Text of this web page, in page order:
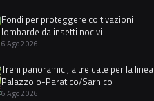
Fondi per proteggere coltivazioni
lombarde da insetti nocivi
6 Ago 2026
Treni panoramici, altre date per la linea
Palazzolo-Paratico/Sarnico
6 Ago 2026